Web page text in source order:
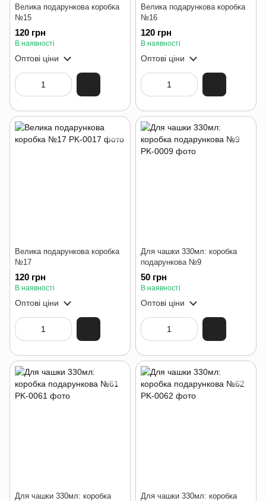
Велика подарункова коробка
№15
120 грн
В наявності
Оптові ціни
Велика подарункова коробка
№16
120 грн
В наявності
Оптові ціни
Велика подарункова коробка
№17
120 грн
В наявності
Оптові ціни
Для чашки 330мл: коробка
подарункова №9
50 грн
В наявності
Оптові ціни
Для чашки 330мл: коробка
Для чашки 330мл: коробка